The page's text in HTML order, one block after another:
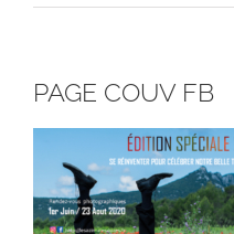
PAGE COUV FB